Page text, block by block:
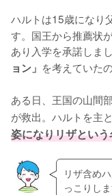
ハルトは15歳になり
す。国王から推薦状
あり入学を承諾しま
ョン」 を考えていたの
ある日、王国の山間
が救出。ハルトを主
姿になりリザとい
リザ含め
っこりし